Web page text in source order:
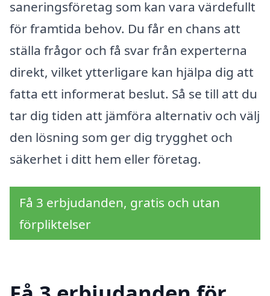
saneringsföretag som kan vara värdefullt
för framtida behov. Du får en chans att
ställa frågor och få svar från experterna
direkt, vilket ytterligare kan hjälpa dig att
fatta ett informerat beslut. Så se till att du
tar dig tiden att jämföra alternativ och välj
den lösning som ger dig trygghet och
säkerhet i ditt hem eller företag.
Få 3 erbjudanden, gratis och utan
förpliktelser